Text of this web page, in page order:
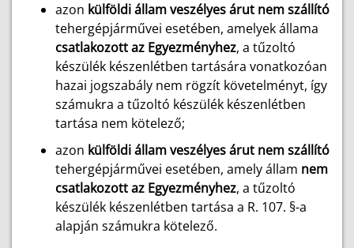
azon külföldi állam veszélyes árut nem szállító
tehergépjárművei esetében, amelyek állama
csatlakozott az Egyezményhez, a tűzoltó
készülék készenlétben tartására vonatkozóan
hazai jogszabály nem rögzít követelményt, így
számukra a tűzoltó készülék készenlétben
tartása nem kötelező;
azon külföldi állam veszélyes árut nem szállító
tehergépjárművei esetében, amely állam nem
csatlakozott az Egyezményhez, a tűzoltó
készülék készenlétben tartása a R. 107. §-a
alapján számukra kötelező.